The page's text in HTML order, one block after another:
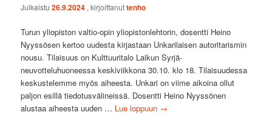
Julkaistu26.9.2024 , kirjoittanuttenho
Turun yliopiston valtio-opin yliopistonlehtorin, dosentti Heino
Nyyssösen kertoo uudesta kirjastaan Unkarilaisen autoritarismin
nousu. Tilaisuus on Kulttuuritalo Laikun Syrjä-
neuvotteluhuoneessa keskiviikkona 30.10. klo 18. Tilaisuudessa
keskustelemme myös aiheesta. Unkari on viime aikoina ollut
paljon esillä tiedotusvälineissä. Dosentti Heino Nyyssönen
alustaa aiheesta uuden … Lue loppuun →